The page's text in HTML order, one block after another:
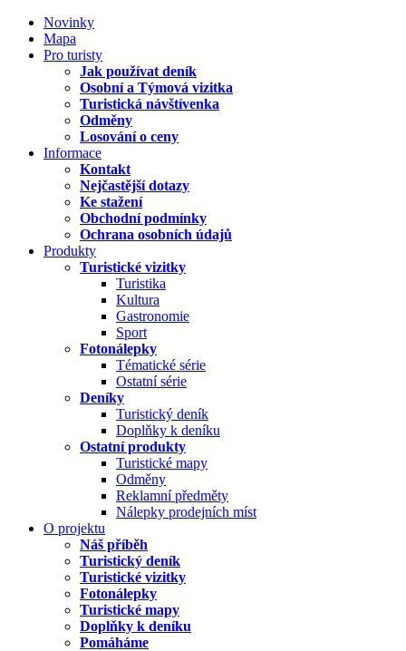
Novinky
Mapa
Pro turisty
Jak používat deník
Osobní a Týmová vizitka
Turistická návštívenka
Odměny
Losování o ceny
Informace
Kontakt
Nejčastější dotazy
Ke stažení
Obchodní podmínky
Ochrana osobních údajů
Produkty
Turistické vizitky
Turistika
Kultura
Gastronomie
Sport
Fotonálepky
Tématické série
Ostatní série
Deníky
Turistický deník
Doplňky k deníku
Ostatní produkty
Turistické mapy
Odměny
Reklamní předměty
Nálepky prodejních míst
O projektu
Náš příběh
Turistický deník
Turistické vizitky
Fotonálepky
Turistické mapy
Doplňky k deníku
Pomáháme